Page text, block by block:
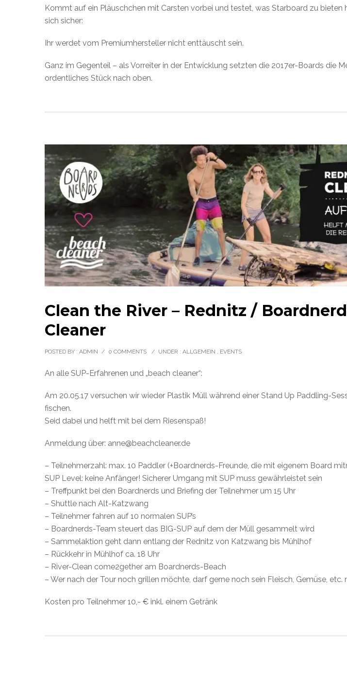
Kommt auf ein Pläuschchen mit Carsten vorbei und testet, was Starboard zu bieten
sich sicher:
Ihr werdet vom Premiumhersteller nicht enttäuscht sein.
Ganz im Gegenteil – als Vorreiter in der Entwicklung setzten die 2017er-Boards die
ordentliches Stück nach oben.
Clean the River – Rednitz /
Cleaner
POSTED BY : ADMIN / 0 COMMENTS / UNDER : ALLGEMEIN , EVENTS
An alle SUP-Erfahrenen und „beach cleaner“:
Am 20.05.17 versuchen wir wieder Plastik Müll während einer Stand Up Paddling-
fischen.
Seid dabei und helft mit bei dem Riesenspaß!
Anmeldung über: anne@beachcleaner.de
– Teilnehmerzahl: max. 10 Paddler (+Boardnerds-Freunde, die mit eigenem Board
SUP Level: keine Anfänger! Sicherer Umgang mit SUP muss gewährleistet sein
– Treffpunkt bei den Boardnerds und Briefing der Teilnehmer um 15 Uhr
– Shuttle nach Alt-Katzwang
– Teilnehmer fahren auf 10 normalen SUP’s
– Boardnerds-Team steuert das BIG-SUP auf dem der Müll gesammelt wird
– Sammelaktion geht dann entlang der Rednitz von Katzwang bis Mühlhof
– Rückkehr in Mühlhof ca. 18 Uhr
– River-Clean come2gether am Boardnerds-Beach
– Wer nach der Tour noch grillen möchte, darf gerne noch sein Fleisch, Gemüse, etc.
Kosten pro Teilnehmer 10,- € inkl. einem Getränk